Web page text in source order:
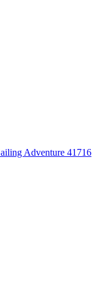
Adventure 41716